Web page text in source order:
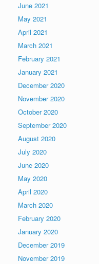
June 2021
May 2021
April 2021
March 2021
February 2021
January 2021
December 2020
November 2020
October 2020
September 2020
August 2020
July 2020
June 2020
May 2020
April 2020
March 2020
February 2020
January 2020
December 2019
November 2019